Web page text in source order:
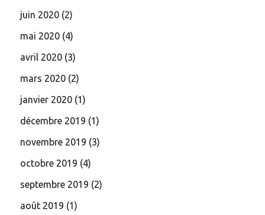
juin 2020 (2)
mai 2020 (4)
avril 2020 (3)
mars 2020 (2)
janvier 2020 (1)
décembre 2019 (1)
novembre 2019 (3)
octobre 2019 (4)
septembre 2019 (2)
août 2019 (1)